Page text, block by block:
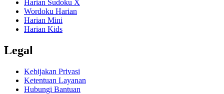
Harian Sudoku X
Wordoku Harian
Harian Mini
Harian Kids
Legal
Kebijakan Privasi
Ketentuan Layanan
Hubungi Bantuan